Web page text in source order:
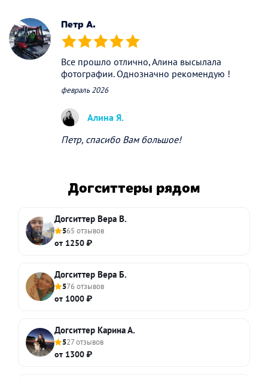
Петр А.
(*) (*) (*) (*) (*)
Все прошло отлично, Алина высылала
фотографии. Однозначно рекомендую !
февраль 2026
Алина Я.
Петр, спасибо Вам большое!
Догситтеры рядом
Догситтер Вера В.
565 отзывов
от 1250 ₽
Догситтер Вера Б.
576 отзывов
от 1000 ₽
Догситтер Карина А.
527 отзывов
от 1300 ₽